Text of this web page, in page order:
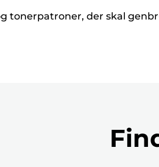
tonerpatroner, der skal